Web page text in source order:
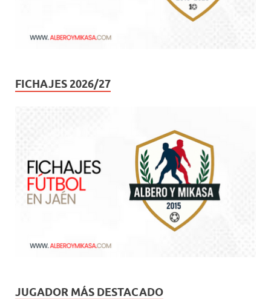
FICHAJES 2026/27
JUGADOR MÁS DESTACADO